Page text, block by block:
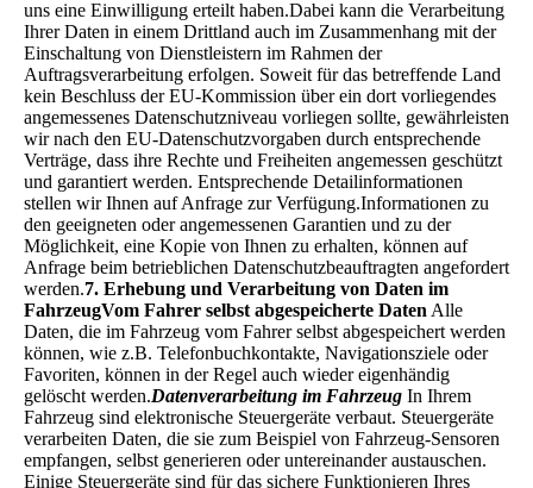
uns eine Einwilligung erteilt haben.Dabei kann die Verarbeitung
Ihrer Daten in einem Drittland auch im Zusammenhang mit der
Einschaltung von Dienstleistern im Rahmen der
Auftragsverarbeitung erfolgen. Soweit für das betreffende Land
kein Beschluss der EU-Kommission über ein dort vorliegendes
angemessenes Datenschutzniveau vorliegen sollte, gewährleisten
wir nach den EU-Datenschutzvorgaben durch entsprechende
Verträge, dass ihre Rechte und Freiheiten angemessen geschützt
und garantiert werden. Entsprechende Detailinformationen
stellen wir Ihnen auf Anfrage zur Verfügung.Informationen zu
den geeigneten oder angemessenen Garantien und zu der
Möglichkeit, eine Kopie von Ihnen zu erhalten, können auf
Anfrage beim betrieblichen Datenschutzbeauftragten angefordert
werden.7. Erhebung und Verarbeitung von Daten im
FahrzeugVom Fahrer selbst abgespeicherte Daten Alle
Daten, die im Fahrzeug vom Fahrer selbst abgespeichert werden
können, wie z.B. Telefonbuchkontakte, Navigationsziele oder
Favoriten, können in der Regel auch wieder eigenhändig
gelöscht werden.Datenverarbeitung im Fahrzeug In Ihrem
Fahrzeug sind elektronische Steuergeräte verbaut. Steuergeräte
verarbeiten Daten, die sie zum Beispiel von Fahrzeug-Sensoren
empfangen, selbst generieren oder untereinander austauschen.
Einige Steuergeräte sind für das sichere Funktionieren Ihres